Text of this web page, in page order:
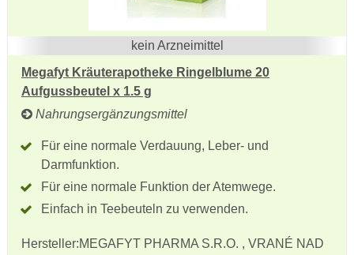
kein Arzneimittel
Megafyt Kräuterapotheke Ringelblume 20
Aufgussbeutel x 1.5 g
Nahrungsergänzungsmittel
Für eine normale Verdauung, Leber- und
Darmfunktion.
Für eine normale Funktion der Atemwege.
Einfach in Teebeuteln zu verwenden.
Hersteller:MEGAFYT PHARMA S.R.O. , VRANÉ NAD